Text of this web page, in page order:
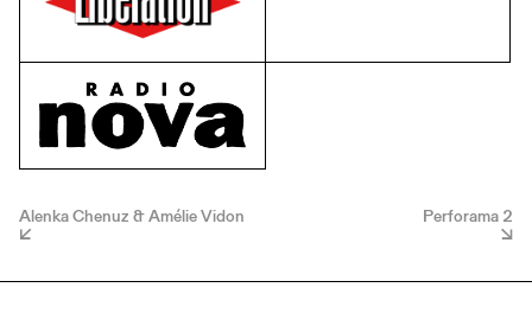
Alenka Chenuz & Amélie Vidon Perforama 2